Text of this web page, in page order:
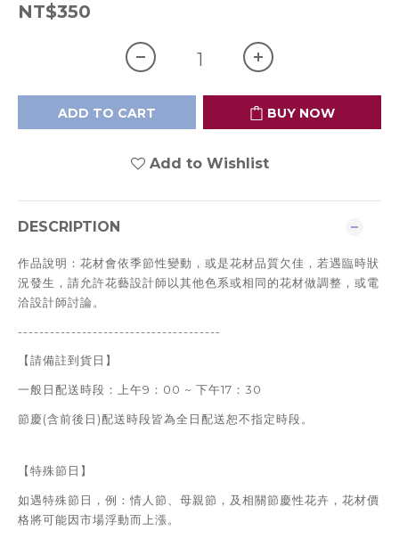
NT$350
ADD TO CART BUY NOW
Add to Wishlist
DESCRIPTION
作品說明：花材會依季節性變動，或是花材品質欠佳，若遇臨時狀
況發生， 請允許花藝設計師以其他色系或相同的花材做調整，或電
洽設計師討論。
--------------------------------------
【請備註到貨日】
一般日配送時段：上午9：00 ~ 下午17：30
節慶(含前後日)配送時段皆為全日配送恕不指定時段。
【特殊節日】
如遇特殊節日，例：情人節、母親節，及相關節慶性花卉，花材價
格將可能因市場浮動而上漲。